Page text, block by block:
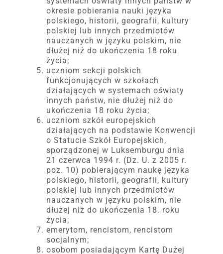
okresie pobierania nauki języka
polskiego, historii, geografii, kultury
polskiej lub innych przedmiotów
nauczanych w języku polskim, nie
dłużej niż do ukończenia 18 roku
życia;
uczniom sekcji polskich
funkcjonujących w szkołach
działających w systemach oświaty
innych państw, nie dłużej niż do
ukończenia 18 roku życia;
uczniom szkół europejskich
działających na podstawie Konwencji
o Statucie Szkół Europejskich,
sporządzonej w Luksemburgu dnia
21 czerwca 1994 r. (Dz. U. z 2005 r.
poz. 10) pobierającym naukę języka
polskiego, historii, geografii, kultury
polskiej lub innych przedmiotów
nauczanych w języku polskim, nie
dłużej niż do ukończenia 18. roku
życia;
emerytom, rencistom, rencistom
socjalnym;
osobom posiadającym Kartę Dużej